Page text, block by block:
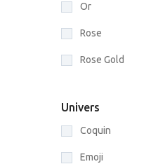
Or
Rose
Rose Gold
Univers
Coquin
Emoji